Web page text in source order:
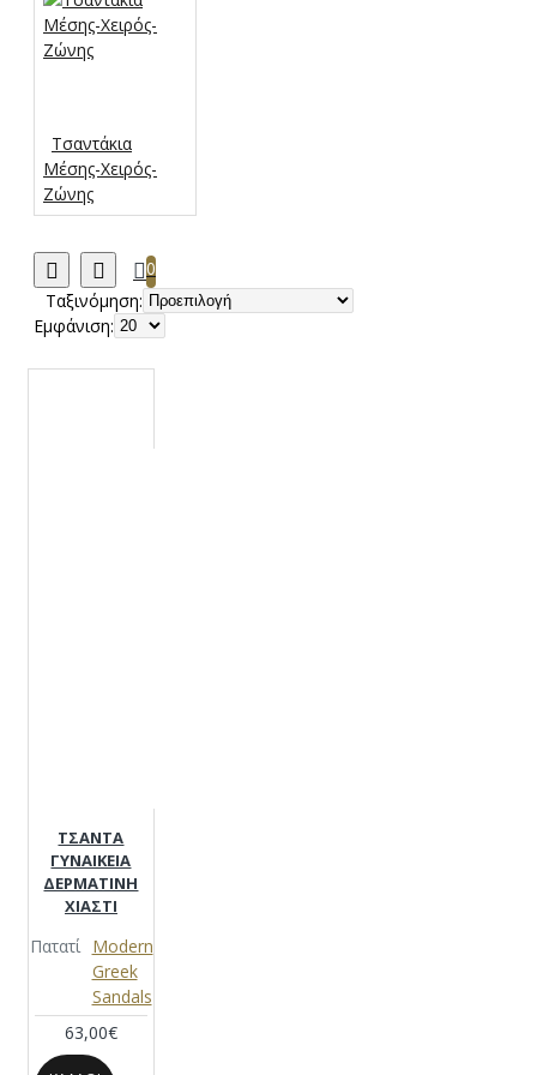
Τσαντάκια
Μέσης-Χειρός-
Ζώνης
0
Ταξινόμηση:
Εμφάνιση:
ΤΣΑΝΤΑ
ΓΥΝΑΙΚΕΙΑ
ΔΕΡΜΑΤΙΝΗ
ΧΙΑΣΤΙ
Πατατί
Modern
Greek
Sandals
63,00€